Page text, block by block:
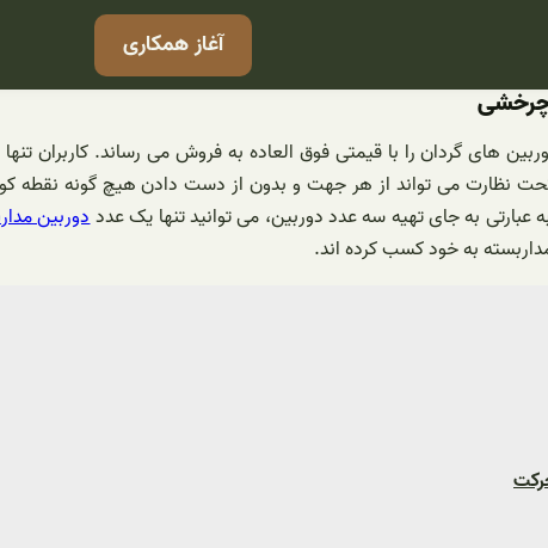
آغاز همکاری
چرخشی
های گردان را با قیمتی فوق العاده به فروش می رساند. کاربران
نظارت می تواند از هر جهت و بدون از دست دادن هیچ گونه نقطه
به جای تهیه سه عدد دوربین، می توانید تنها یک عدددوربین
به خود کسب کرده اند.